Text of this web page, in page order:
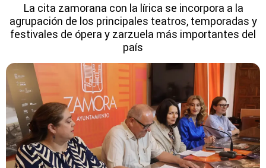
La cita zamorana con la lírica se incorpora a la
agrupación de los principales teatros, temporadas y
festivales de ópera y zarzuela más importantes del
país